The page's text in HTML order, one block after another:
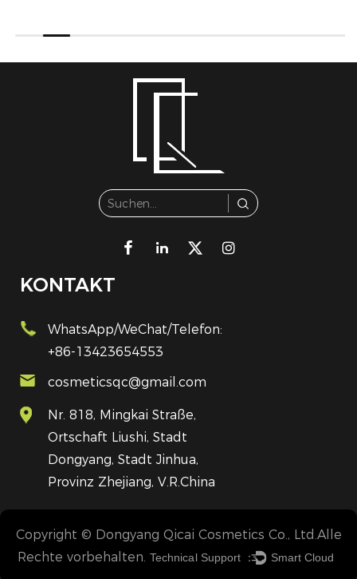
KONTAKT
WhatsApp/WeChat/Telefon:
+86-13423654553
cosmeticsqc@gmail.com
Nr. 818, Mingkai Straße,
Ortschaft Liushi, Stadt
Dongyang, Stadt Jinhua,
Provinz Zhejiang, V.R.China
Copyright © Dongyang Qicai Cosmetics Co., Ltd.Alle
Rechte vorbehalten. Technical Support ： Smart Cloud